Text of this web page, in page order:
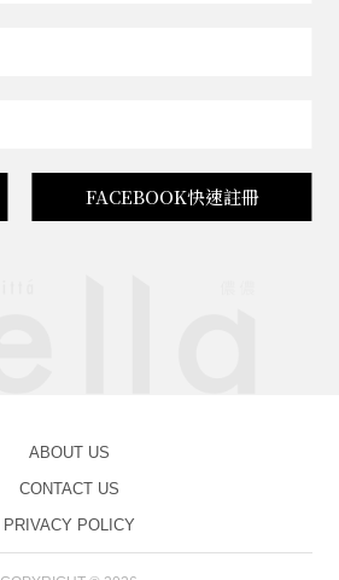
FACEBOOK快速註冊
ABOUT US
CONTACT US
PRIVACY POLICY